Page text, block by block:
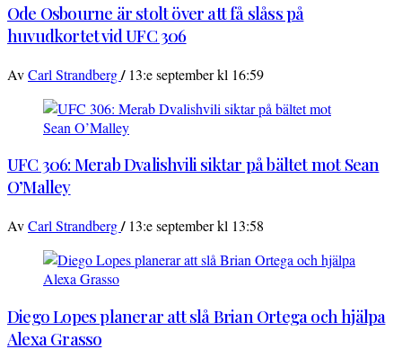
Ode Osbourne är stolt över att få slåss på
huvudkortet vid UFC 306
AvCarl Strandberg/ 13:e september kl 16:59
UFC 306: Merab Dvalishvili siktar på bältet mot Sean
O’Malley
AvCarl Strandberg/ 13:e september kl 13:58
Diego Lopes planerar att slå Brian Ortega och hjälpa
Alexa Grasso